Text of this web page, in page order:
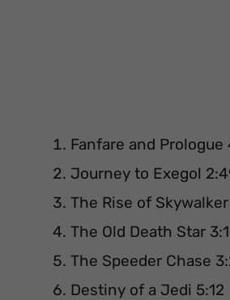
Fanfare and Prologue
Journey to Exegol
The Rise of
The Old Death Star
The Speeder Chase
Destiny of a Jedi 5:12